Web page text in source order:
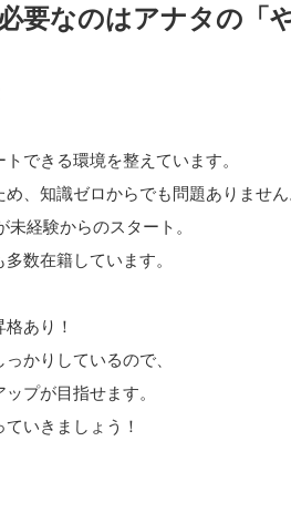
要なのはアナタの「
できる環境を整えています。
、知識ゼロからでも問題ありません
経験からのスタート。
数在籍しています。
あり！
かりしているので、
プが目指せます。
いきましょう！